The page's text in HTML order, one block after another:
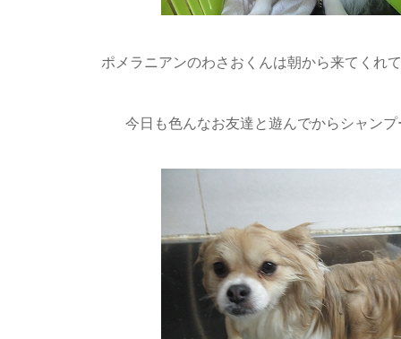
ポメラニアンのわさおくんは朝から来てくれ
今日も色んなお友達と遊んでからシャン